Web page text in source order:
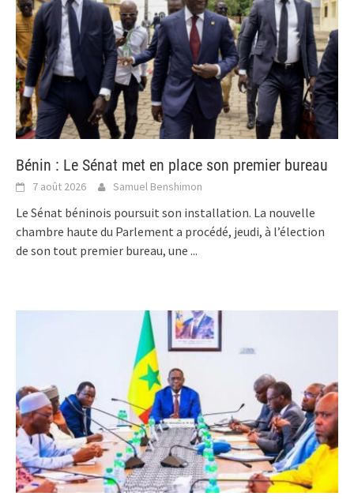
Bénin : Le Sénat met en place son premier bureau
7 août 2026 Samuel Benshimon
Le Sénat béninois poursuit son installation. La nouvelle
chambre haute du Parlement a procédé, jeudi, à l’élection
de son tout premier bureau, une ...